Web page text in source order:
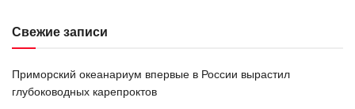
Свежие записи
Приморский океанариум впервые в России вырастил
глубоководных карепроктов